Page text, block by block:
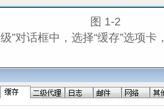
图 1‑2
对话框中，选择“缓存”选项卡